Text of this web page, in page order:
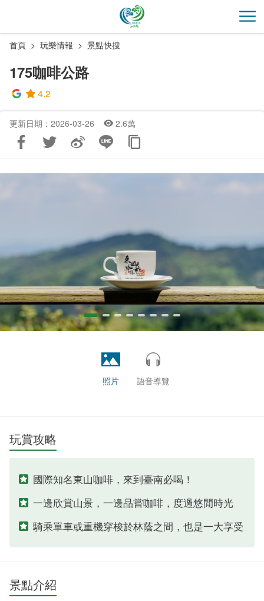
主
開
首頁 玩樂情報 景點快搜
175咖啡公路
4.2
更新日期：2026-03-26 2.6萬
照片 語音導覽
玩賞攻略
國際知名東山咖啡，來到臺南必喝！
一邊欣賞山景，一邊品嘗咖啡，度過悠閒時光
騎乘單車或重機穿梭於林蔭之間，也是一大享受
景點介紹